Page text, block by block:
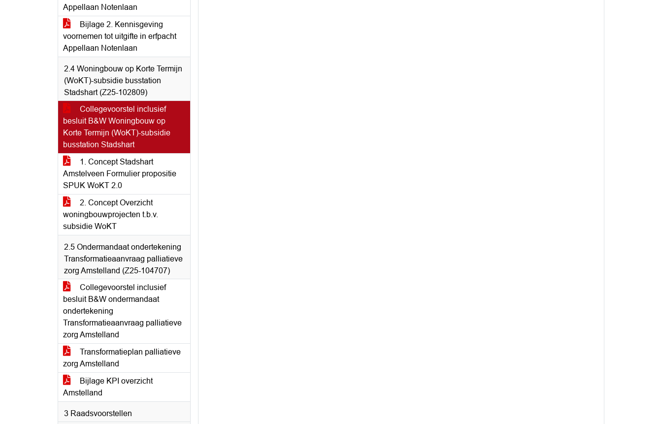
Appellaan Notenlaan
Bijlage 2. Kennisgeving
voornemen tot uitgifte in erfpacht
Appellaan Notenlaan
2.4 Woningbouw op Korte Termijn
(WoKT)-subsidie busstation
Stadshart (Z25-102809)
Collegevoorstel inclusief
besluit B&W Woningbouw op
Korte Termijn (WoKT)-subsidie
busstation Stadshart
1. Concept Stadshart
Amstelveen Formulier propositie
SPUK WoKT 2.0
2. Concept Overzicht
woningbouwprojecten t.b.v.
subsidie WoKT
2.5 Ondermandaat ondertekening
Transformatieaanvraag palliatieve
zorg Amstelland (Z25-104707)
Collegevoorstel inclusief
besluit B&W ondermandaat
ondertekening
Transformatieaanvraag palliatieve
zorg Amstelland
Transformatieplan palliatieve
zorg Amstelland
Bijlage KPI overzicht
Amstelland
3 Raadsvoorstellen